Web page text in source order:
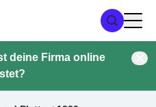
deine Firma online